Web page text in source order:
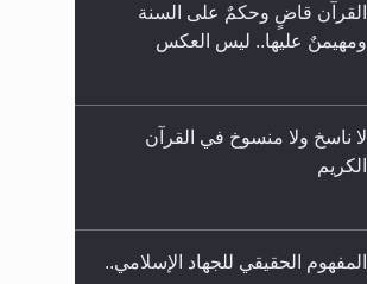
هل يُحسب حول الزكاة وفق السنة
الميلادية أو الهجرية؟
القرآن قاضٍ وحكمٌ على السنة
ومهيمنٌ عليها.. ليس العكس
لا ناسخ ولا منسوخ في القرآن
الكريم
المفهوم الحقيقي للجهاد الإسلامي..